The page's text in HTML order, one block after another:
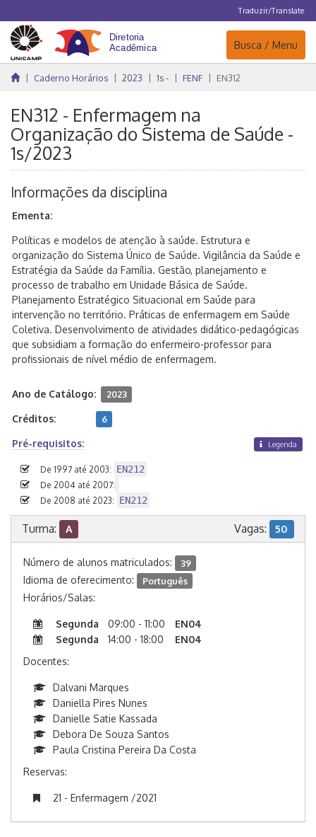
Traduzir/Translate
Navegação
Busca / Menu
Caderno Horários 2023 1s - FENF EN312
EN312 - Enfermagem na
Organização do Sistema de Saúde -
1s/2023
Informações da disciplina
Ementa:
Políticas e modelos de atenção à saúde. Estrutura e
organização do Sistema Único de Saúde. Vigilância da Saúde e
Estratégia da Saúde da Família. Gestão, planejamento e
processo de trabalho em Unidade Básica de Saúde.
Planejamento Estratégico Situacional em Saúde para
intervenção no território. Práticas de enfermagem em Saúde
Coletiva. Desenvolvimento de atividades didático-pedagógicas
que subsidiam a formação do enfermeiro-professor para
profissionais de nível médio de enfermagem.
Ano de Catálogo: 2023
Créditos: 6
Pré-requisitos: Legenda
De 1997 até 2003: EN212
De 2004 até 2007:
De 2008 até 2023: EN212
Turma: A Vagas: 50
Número de alunos matriculados: 39
Idioma de oferecimento: Português
Horários/Salas:
Segunda 09:00 - 11:00
EN04
Segunda
14:00 - 18:00
EN04
Docentes:
Dalvani Marques
Daniella Pires Nunes
Danielle Satie Kassada
Debora De Souza Santos
Paula Cristina Pereira Da Costa
Reservas:
21 - Enfermagem /2021